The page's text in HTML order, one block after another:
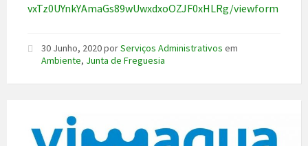
vxTz0UYnkYAmaGs89wUwxdxoOZJF0xHLRg/viewform
30 Junho, 2020porServiços Administrativos em
Ambiente, Junta de Freguesia